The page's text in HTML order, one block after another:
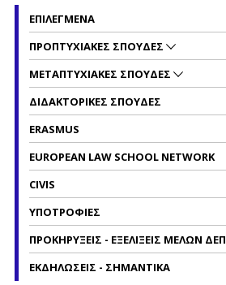
ΕΠΙΛΕΓΜΕΝΑ
ΠΡΟΠΤΥΧΙΑΚΕΣ ΣΠΟΥΔΕΣ
ΜΕΤΑΠΤΥΧΙΑΚΕΣ ΣΠΟΥΔΕΣ
ΔΙΔΑΚΤΟΡΙΚΕΣ ΣΠΟΥΔΕΣ
ERASMUS
EUROPEAN LAW SCHOOL NETWORK
CIVIS
ΥΠΟΤΡΟΦΙΕΣ
ΠΡΟΚΗΡΥΞΕΙΣ - ΕΞΕΛΙΞΕΙΣ ΜΕΛΩΝ ΔΕΠ
ΕΚΔΗΛΩΣΕΙΣ - ΣΗΜΑΝΤΙΚΑ